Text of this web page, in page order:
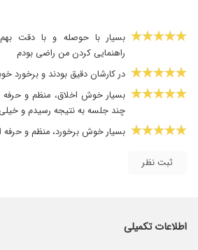
بسیار با حوصله و با دقت
راهنمایی کردن من راضی بودم
در کارشان دقیق بودند و برخورد
بسیار خوش اخلاق، منظم و حرفه
چند جلسه به نتیجه رسیدم و
بسیار خوش برخورد، منظم و حرفه
ثبت نظر
اطلاعات تکمیلی